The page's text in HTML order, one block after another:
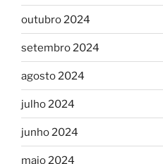
outubro 2024
setembro 2024
agosto 2024
julho 2024
junho 2024
maio 2024